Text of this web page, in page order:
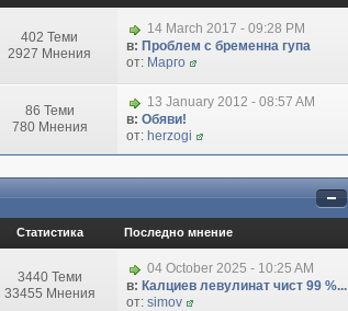
402 Теми
2927 Мнения
14 March 2017 - 09:28 PM
в: Проблем с бременна гупа
от: Марго
86 Теми
780 Мнения
13 January 2012 - 08:57 AM
в: Обяви!
от: herzogi
Статистика Последно мнение
3440 Теми
33455 Мнения
04 October 2025 - 10:25 AM
в: Калциев левулинат чист 99 %...
от: simov